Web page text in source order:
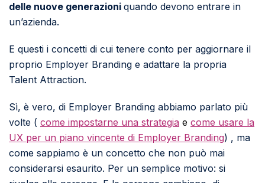
delle nuove generazioni quando devono entrare in
un’azienda.
E questi i concetti di cui tenere conto per aggiornare il
proprio Employer Branding e adattare la propria
Talent Attraction.
Sì, è vero, di Employer Branding abbiamo parlato più
volte ( come impostarne una strategia e come usare la
UX per un piano vincente di Employer Branding) , ma
come sappiamo è un concetto che non può mai
considerarsi esaurito. Per un semplice motivo: si